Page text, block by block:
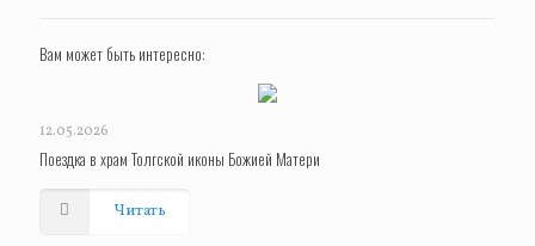
Вам может быть интересно:
12.05.2026
Поездка в храм Толгской иконы Божией Матери
Читать